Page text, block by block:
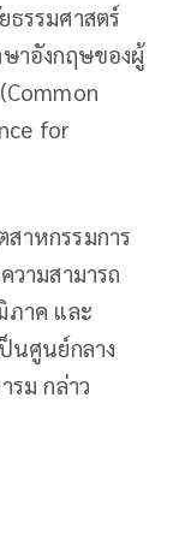
ธรรมศาสตร์
าอังกฤษของผู้
for
าหกรรมการ
วามสามารถ
ภาค และ
นศูนย์กลาง
รม กล่าว